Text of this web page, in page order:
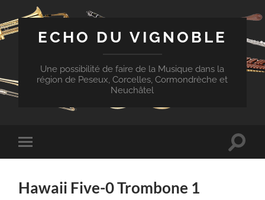
ECHO DU VIGNOBLE
Une possibilité de faire de la Musique dans la
région de Peseux, Corcelles, Cormondrèche et
Neuchâtel
Toggle
mobile
Toggle
Hawaii Five-0 Trombone 1